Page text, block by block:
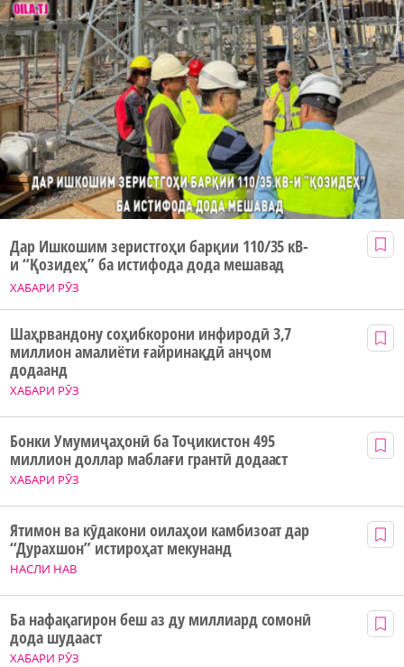
ХАБАРИ РӮЗ
Дар Ишкошим зеристгоҳи барқии 110/35 кВ-
и “Қозидеҳ” ба истифода дода мешавад
ХАБАРИ РӮЗ
Шаҳрвандону соҳибкорони инфиродӣ 3,7
миллион амалиёти ғайринақдӣ анҷом
додаанд
ХАБАРИ РӮЗ
Бонки Умумиҷаҳонӣ ба Тоҷикистон 495
миллион доллар маблағи грантӣ додааст
НАСЛИ НАВ
Ятимон ва кӯдакони оилаҳои камбизоат дар
“Дурахшон” истироҳат мекунанд
ХАБАРИ РӮЗ
Ба нафақагирон беш аз ду миллиард сомонӣ
дода шудааст